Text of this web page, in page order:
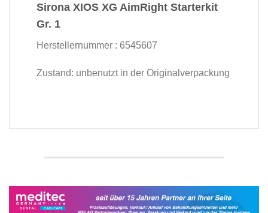
Sirona XIOS XG AimRight Starterkit
Gr. 1
Herstellernummer : 6545607
Zustand: unbenutzt in der Originalverpackung